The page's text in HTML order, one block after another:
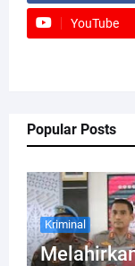
YouTube
Popular Posts
Kriminal